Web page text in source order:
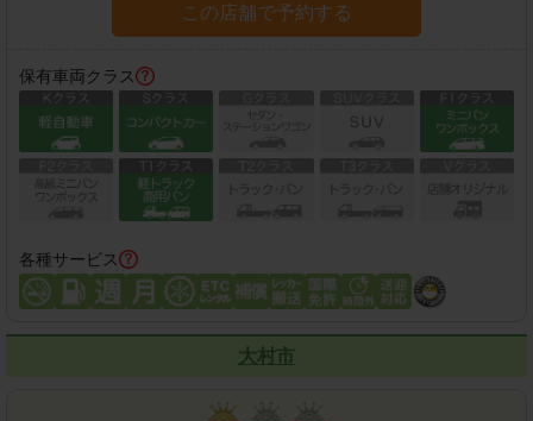
この店舗で予約する
保有車両クラス
各種サービス
大村市